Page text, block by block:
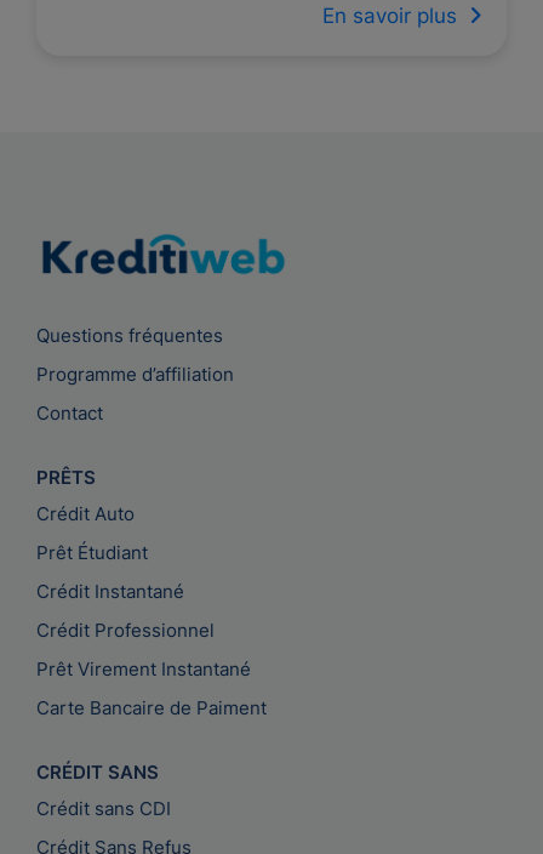
En savoir plus
Questions fréquentes
Programme d’affiliation
Contact
PRÊTS
Crédit Auto
Prêt Étudiant
Crédit Instantané
Crédit Professionnel
Prêt Virement Instantané
Carte Bancaire de Paiment
CRÉDIT SANS
Crédit sans CDI
Crédit Sans Refus